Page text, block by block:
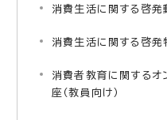
消費生活に関する啓発
消費生活に関する啓発
消費者教育に関するオ
座（教員向け）